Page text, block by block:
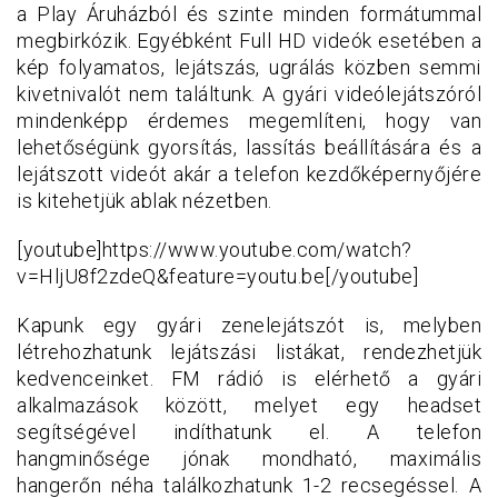
a Play Áruházból és szinte minden formátummal
megbirkózik. Egyébként Full HD videók esetében a
kép folyamatos, lejátszás, ugrálás közben semmi
kivetnivalót nem találtunk. A gyári videólejátszóról
mindenképp érdemes megemlíteni, hogy van
lehetőségünk gyorsítás, lassítás beállítására és a
lejátszott videót akár a telefon kezdőképernyőjére
is kitehetjük ablak nézetben.
[youtube]https://www.youtube.com/watch?
v=HljU8f2zdeQ&feature=youtu.be[/youtube]
Kapunk egy gyári zenelejátszót is, melyben
létrehozhatunk lejátszási listákat, rendezhetjük
kedvenceinket. FM rádió is elérhető a gyári
alkalmazások között, melyet egy headset
segítségével indíthatunk el. A telefon
hangminősége jónak mondható, maximális
hangerőn néha találkozhatunk 1-2 recsegéssel. A